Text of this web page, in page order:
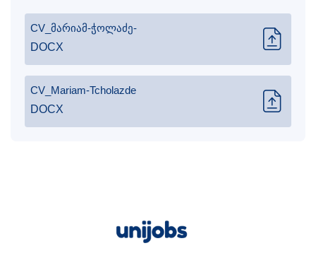
CV_მარიამ-ჭოლაძე-
DOCX
CV_Mariam-Tcholazde
DOCX